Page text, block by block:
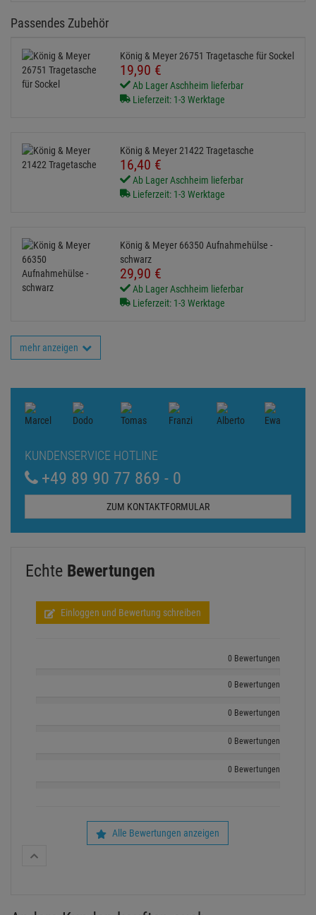
Passendes Zubehör
König & Meyer 26751 Tragetasche für Sockel
19,90 €
Ab Lager Aschheim lieferbar
Lieferzeit: 1-3 Werktage
König & Meyer 21422 Tragetasche
16,40 €
Ab Lager Aschheim lieferbar
Lieferzeit: 1-3 Werktage
König & Meyer 66350 Aufnahmehülse -
schwarz
29,90 €
Ab Lager Aschheim lieferbar
Lieferzeit: 1-3 Werktage
mehr anzeigen
KUNDENSERVICE HOTLINE
+49 89 90 77 869 - 0
ZUM KONTAKTFORMULAR
Echte Bewertungen
Einloggen und Bewertung schreiben
0 Bewertungen
0 Bewertungen
0 Bewertungen
0 Bewertungen
0 Bewertungen
Alle Bewertungen anzeigen